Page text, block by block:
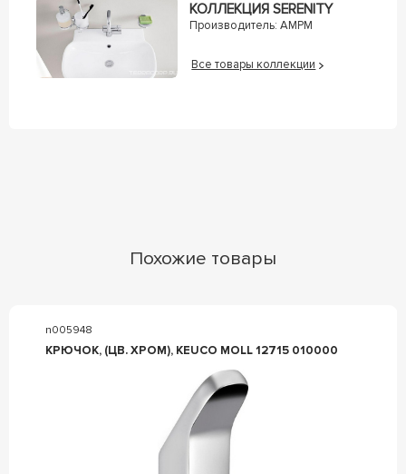
КОЛЛЕКЦИЯ SERENITY
Производитель: AMPM
Все товары коллекции
Похожие товары
n005948
КРЮЧОК, (ЦВ. ХРОМ), KEUCO MOLL 12715 010000